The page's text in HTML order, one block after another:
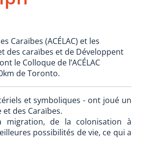
Caraïbes (ACÉLAC) et les
des caraïbes et de Développent
le Colloque de l’ACÉLAC
de Toronto.
et symboliques - ont joué un
des Caraïbes.
de la colonisation à
possibilités de vie, ce qui a